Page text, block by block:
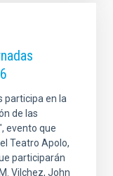
participa en la
de las
evento que
Teatro Apolo,
participarán
Vilchez, John